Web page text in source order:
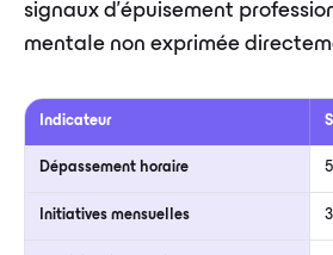
signaux d'épuisement
mentale non exprimée
Indicateur
Dépassement horaire
Initiatives mensuelles